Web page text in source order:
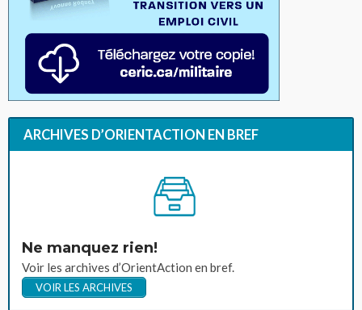
ARCHIVES D’ORIENTACTION EN BREF
Ne manquez rien!
Voir les archives d’OrientAction en bref.
VOIR LES ARCHIVES